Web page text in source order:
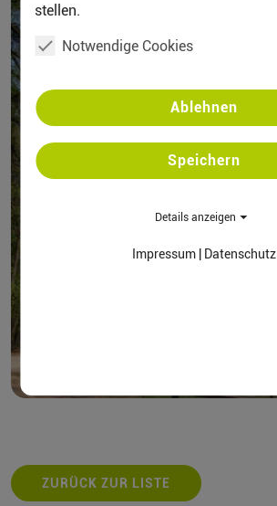
ZURÜCK ZUR LISTE
stellen.
Notwendige Cookies
Ablehnen
Speichern
Details anzeigen
Impressum | Datenschutz